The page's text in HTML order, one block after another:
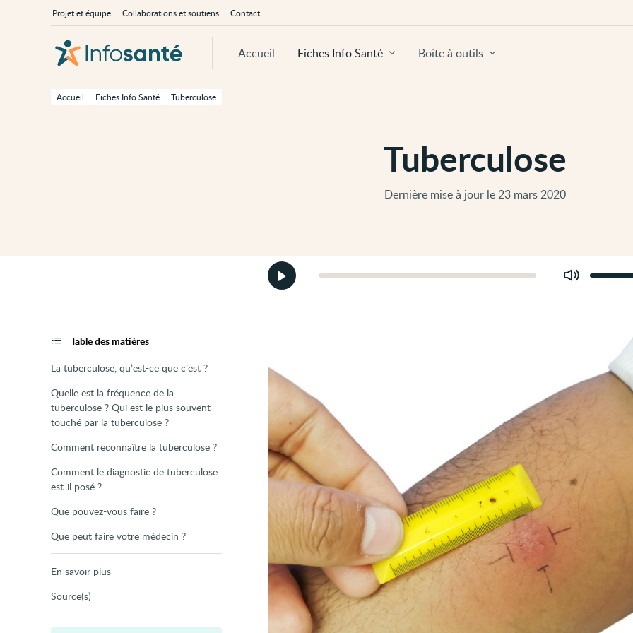
Tuberculose
Dernière mise à jour le 23 mars 2020
Accueil Fiches Info Santé Tuberculose
principale
Accueil Fiches Info Santé Boîte à outils
À
propos
Projet et équipe Collaborations et soutiens Contact
Démarrer
la
version
Modifier
volume
Table des matières
La tuberculose, qu’est-ce que c’est ?
Quelle est la fréquence de la
tuberculose ? Qui est le plus souvent
touché par la tuberculose ?
Comment reconnaître la tuberculose ?
Comment le diagnostic de tuberculose
est-il posé ?
Que pouvez-vous faire ?
Que peut faire votre médecin ?
En savoir plus
Source(s)